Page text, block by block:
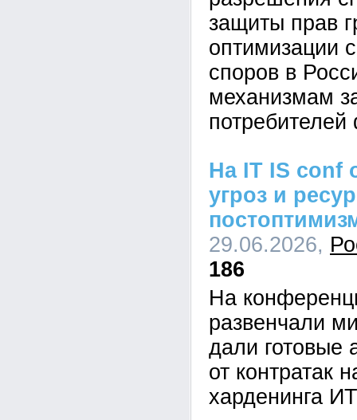
защиты прав
оптимизации
споров в
механизмам
На IT IS conf
угроз и
29.06.2026,
186
На
развенчали
дали готовые
от контратак
харденинга